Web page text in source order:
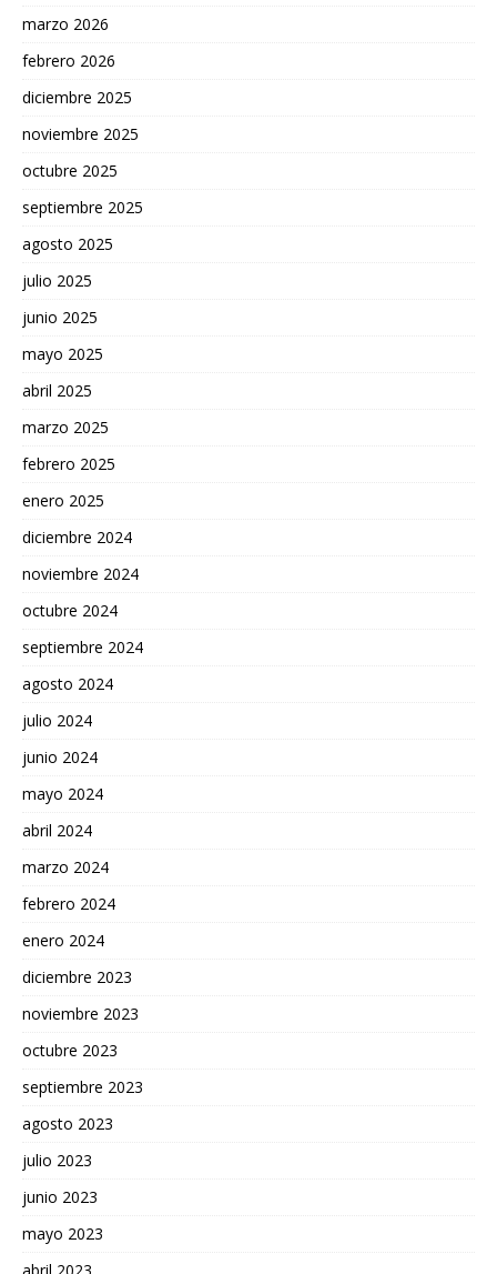
marzo 2026
febrero 2026
diciembre 2025
noviembre 2025
octubre 2025
septiembre 2025
agosto 2025
julio 2025
junio 2025
mayo 2025
abril 2025
marzo 2025
febrero 2025
enero 2025
diciembre 2024
noviembre 2024
octubre 2024
septiembre 2024
agosto 2024
julio 2024
junio 2024
mayo 2024
abril 2024
marzo 2024
febrero 2024
enero 2024
diciembre 2023
noviembre 2023
octubre 2023
septiembre 2023
agosto 2023
julio 2023
junio 2023
mayo 2023